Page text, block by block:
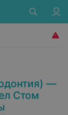
—
Стом